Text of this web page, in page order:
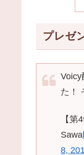
プレゼ
Voicy
た！
【
Sawa
8,